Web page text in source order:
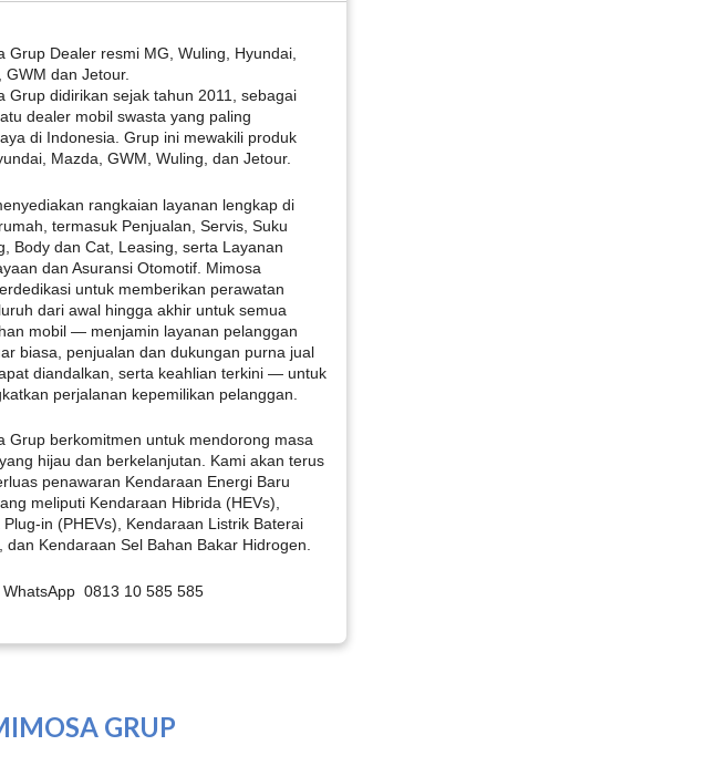
Grup Dealer resmi MG, Wuling, Hyundai,
GWM dan Jetour.
Grup didirikan sejak tahun 2011, sebagai
dealer mobil swasta yang paling
di Indonesia. Grup ini mewakili produk
Mazda, GWM, Wuling, dan Jetour.
rangkaian layanan lengkap di
termasuk Penjualan, Servis, Suku
Body dan Cat, Leasing, serta Layanan
dan Asuransi Otomotif. Mimosa
untuk memberikan perawatan
dari awal hingga akhir untuk semua
mobil — menjamin layanan pelanggan
biasa, penjualan dan dukungan purna jual
diandalkan, serta keahlian terkini — untuk
perjalanan kepemilikan pelanggan.
Grup berkomitmen untuk mendorong masa
hijau dan berkelanjutan. Kami akan terus
penawaran Kendaraan Energi Baru
meliputi Kendaraan Hibrida (HEVs),
Plug-in (PHEVs), Kendaraan Listrik Baterai
dan Kendaraan Sel Bahan Bakar Hidrogen.
WhatsApp 0813 10 585 585
GRUP